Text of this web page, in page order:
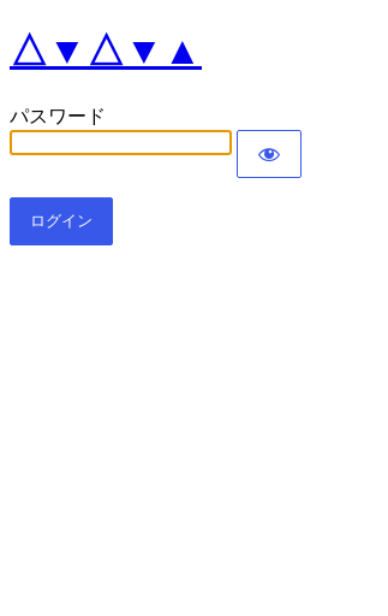
△▼△▼▲
パスワード